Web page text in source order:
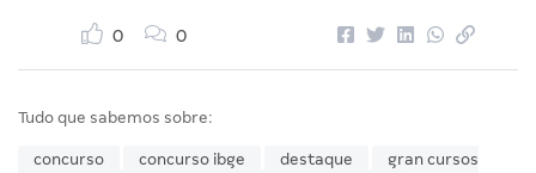
0 0
Tudo que sabemos sobre:
concurso concurso ibge destaque
gran cursos